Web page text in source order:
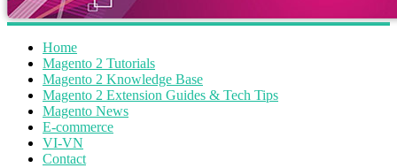
Home
Magento 2 Tutorials
Magento 2 Knowledge Base
Magento 2 Extension Guides & Tech Tips
Magento News
E-commerce
VI-VN
Contact